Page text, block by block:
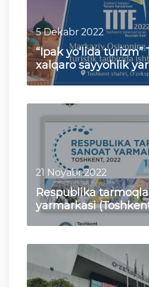
5 Dekabr 2022
“Ipak yo‘lida turizm”
xalqaro sayyohlik
21 Noyabr 2022
Respublika
yarmarkasi